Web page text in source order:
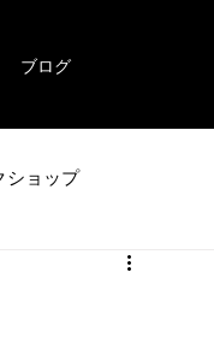
ブログ
ショップ